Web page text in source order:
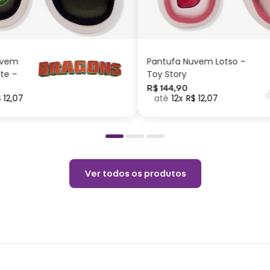
–
12,07
ADICIONAR AO
Pantufa Nuvem Lotso –
Toy Story
R$ 144,90
12 R$ 12,07
ADICIONAR AO
Ver todos os produtos